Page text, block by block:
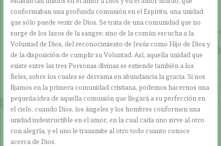
conformaban una profunda comunión en el Espíritu, una unidad
que sólo puede venir de Dios. Se trata de una comunidad que no
surge de los lazos de la sangre; sino de la común escucha a la
Voluntad de Dios, del reconocimiento de Jesús como Hijo de Dios y
de la disposición de cumplir su Voluntad. Así, aquella unidad que
existe entre las tres Personas divinas se extiende también a los
fieles, sobre los cuales se derrama en abundancia la gracia. Si nos
fijamos en la primera comunidad cristiana, podemos hacernos una
pequeña idea de aquella comunión que llegará a su perfección en
el cielo, cuando Dios, los ángeles y los hombres conformen una
unidad indestructible en el amor, en la cual cada uno sirve al otro
con alegría, y el uno le transmite al otro todo cuanto conoce
acerca de Dios.